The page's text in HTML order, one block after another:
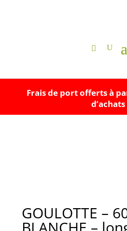
Frais de port offerts à
d’achats
GOULOTTE –